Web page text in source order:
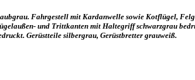
Fahrgestell mit Kardanwelle sowie Kotflügel,
und Trittkanten mit Haltegriff schwarzgrau
Gerüstteile silbergrau, Gerüstbretter grauweiß.